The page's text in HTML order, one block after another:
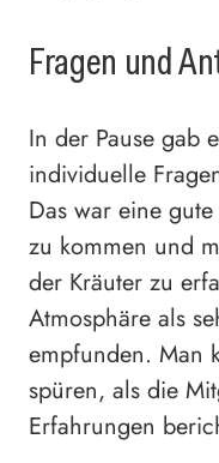
Fragen und
In der Pause gab
individuelle
Das war eine
zu kommen und
der Kräuter zu
Atmosphäre als
empfunden. Man
spüren, als die
Erfahrungen